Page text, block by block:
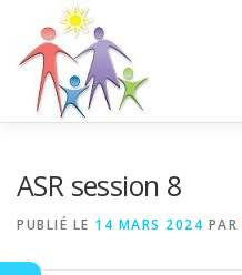
contenu
ASR session 8
PUBLIÉ LE 14 MARS 2024 PAR